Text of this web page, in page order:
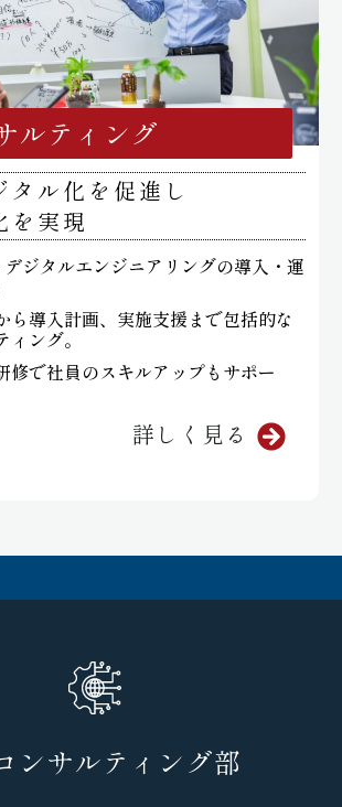
ルティング
タル化を促進し
を実現
ジタルエンジニアリングの導入・運
ら導入計画、実施支援まで包括的な
ィング。
修で社員のスキルアップもサポー
詳しく見る
ンサルティング部